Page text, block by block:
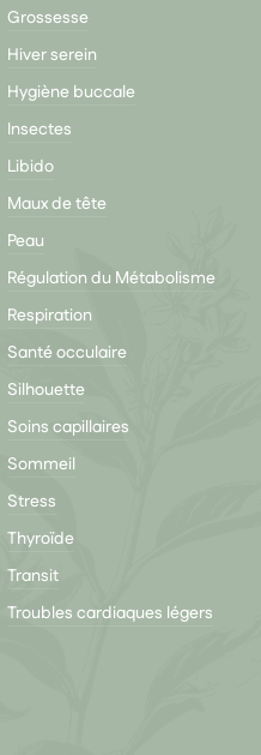
Grossesse
Hiver serein
Hygiène buccale
Insectes
Libido
Maux de tête
Peau
Régulation du Métabolisme
Respiration
Santé occulaire
Silhouette
Soins capillaires
Sommeil
Stress
Thyroïde
Transit
Troubles cardiaques légers